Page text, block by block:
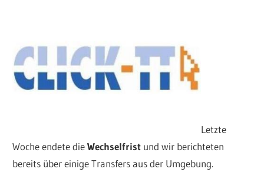
Letzte
Woche endete dieWechselfrist und wir berichteten
bereits über einige Transfers aus der Umgebung.